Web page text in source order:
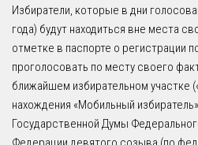
Избиратели, которые в дни
года) будут находиться вне места
отметке в паспорте о регистрации
проголосовать по месту своего
ближайшем избирательном участке
нахождения «Мобильный
Государственной Думы